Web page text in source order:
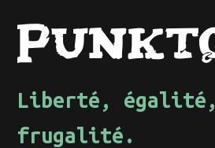
Liberté, égalité,
frugalité.